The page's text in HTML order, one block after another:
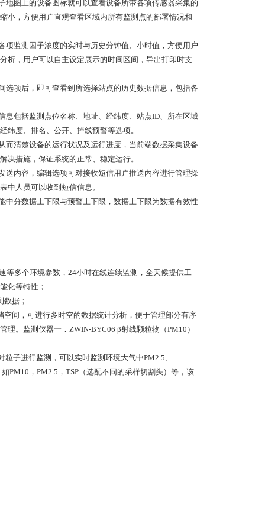
地图上的设备图标就可以查看设备所带各项传感器采集的
小，方便用户直观查看区域内所有监测点的部署情况和
监测因子浓度的实时与历史分钟值、小时值，方便用户
析，用户可以自主设定展示的时间区间，导出打印时支
项后，即可查看到所选择站点的历史数据信息，包括各
息包括监测点位名称、地址、经纬度、站点ID、所在区域
纬度、排名、公开、掉线预警等选项。
清楚设备的运行状况及运行进度，当前端数据采集设备
决措施，保证系统的正常、稳定运行。
送内容，编辑选项可对接收短信用户推送内容进行管理操
中人员可以收到短信信息。
分数据上下限与预警上下限，数据上下限为数据有效性
等多个环境参数，24小时在线连续监测，全天候提供工
化等特性；
据；
间，可进行多时空的数据统计分析，便于管理部分有序
。监测仪器一．ZWIN-BYC06 β射线颗粒物（PM10）
子进行监测，可以实时监测环境大气中PM2.5、
PM10，PM2.5，TSP（选配不同的采样切割头）等，该